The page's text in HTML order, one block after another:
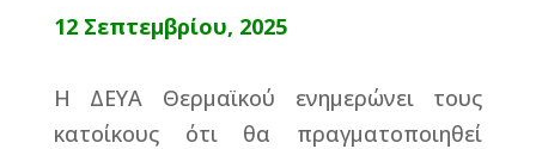
12 Σεπτεμβρίου, 2025
Η ΔΕΥΑ Θερμαϊκού ενημερώνει τους
κατοίκους ότι θα πραγματοποιηθεί